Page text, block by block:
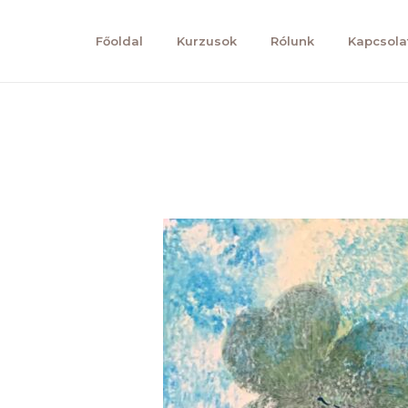
Főoldal Kurzusok Rólunk